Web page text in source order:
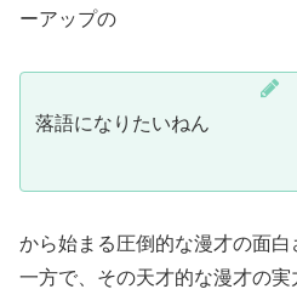
ーアップの
落語になりたいねん
から始まる圧倒的な漫才の面白
一方で、その天才的な漫才の